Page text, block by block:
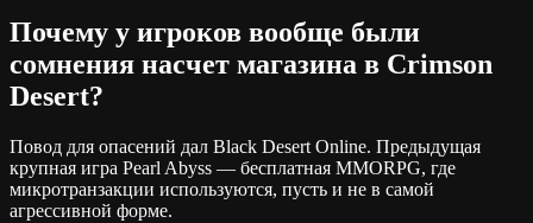
Почему у игроков вообще были
сомнения насчет магазина в Crimson
Desert?
Повод для опасений дал Black Desert Online. Предыдущая
крупная игра Pearl Abyss — бесплатная MMORPG, где
микротранзакции используются, пусть и не в самой
агрессивной форме.